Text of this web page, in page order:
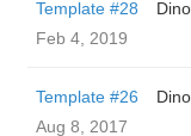
Template #28
Feb 4, 2019
Template #26
Aug 8, 2017